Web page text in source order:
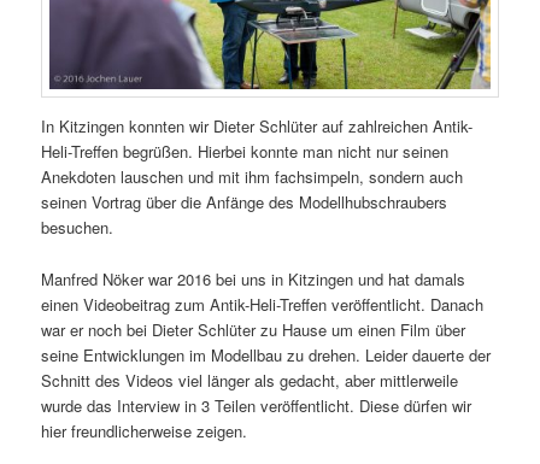
In Kitzingen konnten wir Dieter Schlüter auf zahlreichen Antik-
Heli-Treffen begrüßen. Hierbei konnte man nicht nur seinen
Anekdoten lauschen und mit ihm fachsimpeln, sondern auch
seinen Vortrag über die Anfänge des Modellhubschraubers
besuchen.
Manfred Nöker war 2016 bei uns in Kitzingen und hat damals
einen Videobeitrag zum Antik-Heli-Treffen veröffentlicht. Danach
war er noch bei Dieter Schlüter zu Hause um einen Film über
seine Entwicklungen im Modellbau zu drehen. Leider dauerte der
Schnitt des Videos viel länger als gedacht, aber mittlerweile
wurde das Interview in 3 Teilen veröffentlicht. Diese dürfen wir
hier freundlicherweise zeigen.